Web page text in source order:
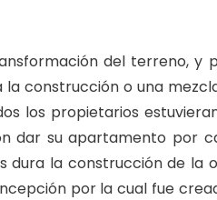
del terreno, y
construcción o una
los propietarios
dar su apartamento por
dura la construcción de la
por la cual fue